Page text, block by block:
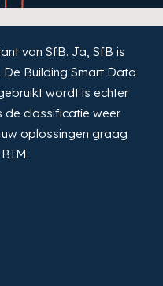
van SfB. Ja, SfB is
Building Smart Data
wordt is echter
de classificatie weer
oplossingen graag